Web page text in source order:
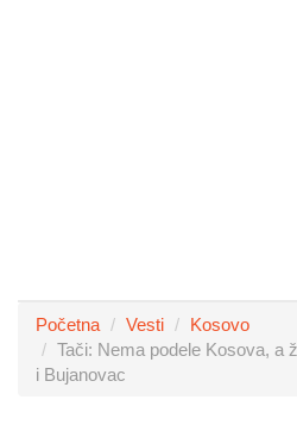
Početna Vesti
Kosovo
Tači: Nema podele Kosova, a
i Bujanovac